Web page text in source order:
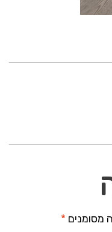
מסומנים *